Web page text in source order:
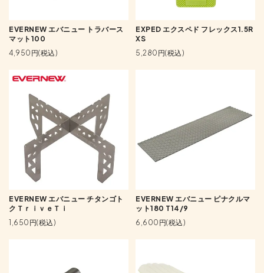
EVERNEW エバニュー トラバース
マット100
4,950円(税込)
EXPED エクスペド フレックス1.5R
XS
5,280円(税込)
EVERNEW エバニュー チタンゴト
クＴｒｉｖｅＴｉ
1,650円(税込)
EVERNEW エバニュー ピナクルマ
ット180 T14/9
6,600円(税込)